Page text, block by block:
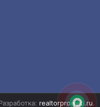
realtorproweb.ru.